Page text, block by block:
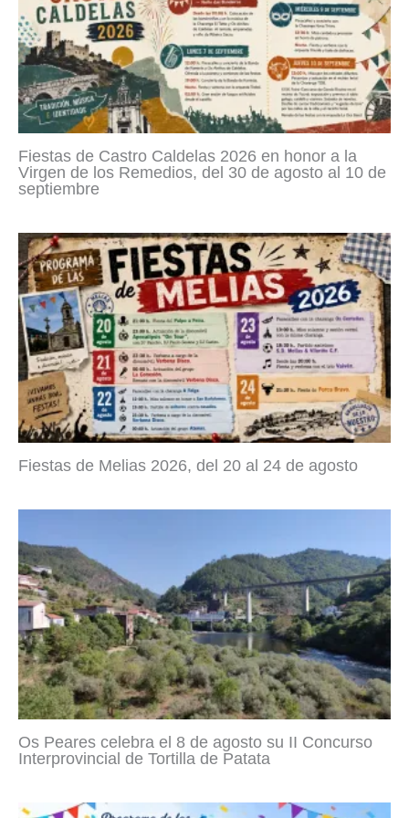
Fiestas de Castro Caldelas 2026 en honor a la
Virgen de los Remedios, del 30 de agosto al 10 de
septiembre
Fiestas de Melias 2026, del 20 al 24 de agosto
Os Peares celebra el 8 de agosto su II Concurso
Interprovincial de Tortilla de Patata